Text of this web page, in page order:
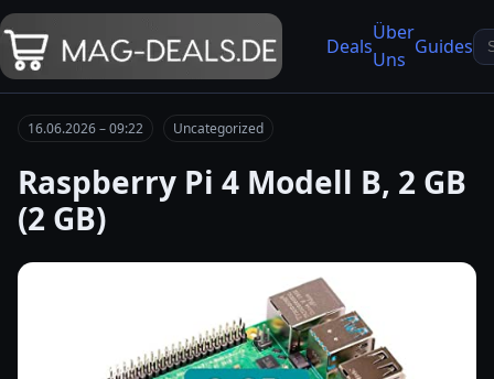
Deals
Über
Uns
Guides
16.06.2026 – 09:22 Uncategorized
Raspberry Pi 4 Modell B, 2 GB
(2 GB)